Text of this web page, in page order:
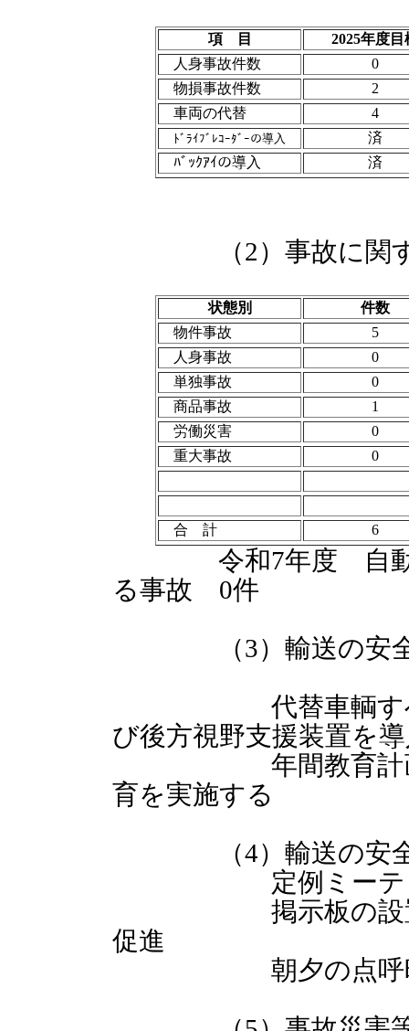
項 目
2025年度目
人身事故件数
0
物損事故件数
2
車両の代替
4
ﾄﾞﾗｲﾌﾞﾚｺｰﾀﾞｰの導入
済
ﾊﾞｯｸｱｲの導入
済
（2）事故に関す
状態別
件数
物件事故
5
人身事故
0
単独事故
0
商品事故
1
労働災害
0
重大事故
0
合 計 6
令和7年度 自動車
る事故 0件
（3）輸送の安全
代替車輌すべて
び後方視野支援装置を
年間教育計画に
育を実施する
（4）輸送の安全に
定例ミーティン
掲示板の設置に
促進
朝夕の点呼時に